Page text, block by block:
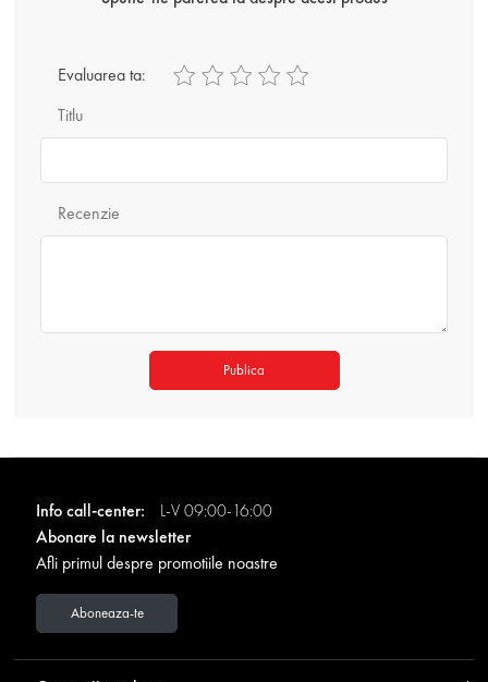
Titlu
Evaluarea ta:
Recenzie
Publica
Info call-center:
L-V 09:00-16:00
Abonare la newsletter
Afli primul despre promotiile noastre
Aboneaza-te